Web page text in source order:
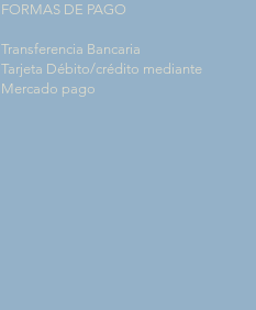
FORMAS DE PAGO
Transferencia Bancaria
Tarjeta Débito/crédito mediante
Mercado pago